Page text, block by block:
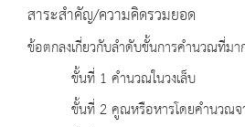
สาระสำคัญ/ความคิดรวมยอด
ข้อตกลงเกี่ยวกับลำดับขั้นการคำนวณที่ม
ขั้นที่ 1 คำนวณในวงเล็บ
ขั้นที่ 2 คูณหรือหารโดยคำนวณจ